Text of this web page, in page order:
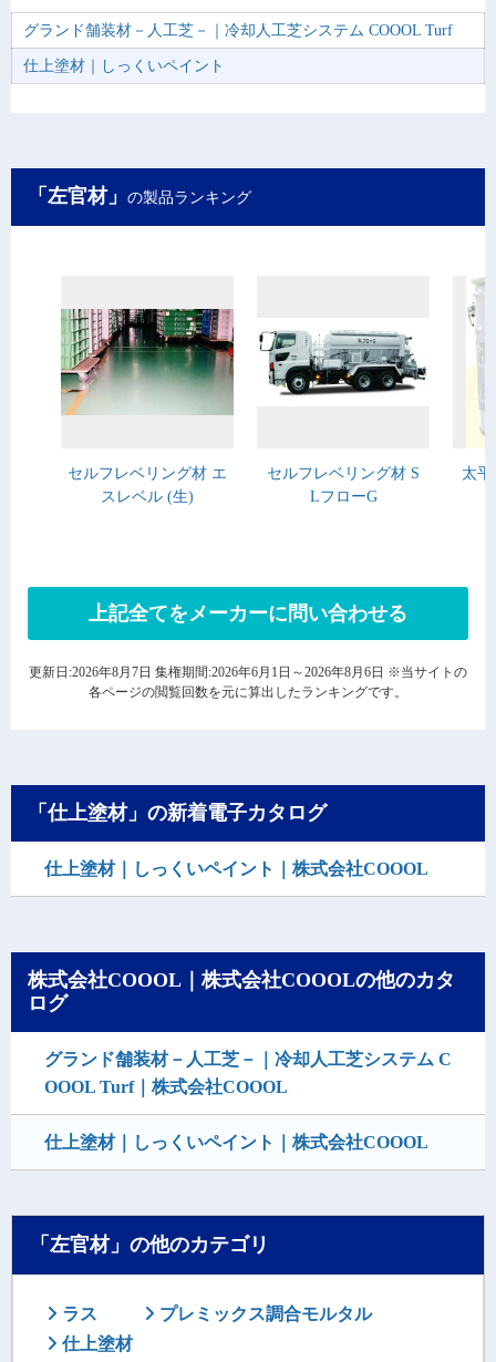
グランド舗装材－人工芝－｜冷却人工芝システム COOOL Turf
仕上塗材｜しっくいペイント
「左官材」 の製品ランキング
セルフレベリング材 エ
スレベル (生)
セルフレベリング材 S
LフローG
太
上記全てをメーカーに問い合わせる
更新日:2026年8月7日 集権期間:2026年6月1日～2026年8月6日 ※当サイトの
各ページの閲覧回数を元に算出したランキングです。
「仕上塗材」の新着電子カタログ
仕上塗材｜しっくいペイント｜株式会社COOOL
株式会社COOOL｜株式会社COOOLの他のカタ
ログ
グランド舗装材－人工芝－｜冷却人工芝システム C
OOOL Turf｜株式会社COOOL
仕上塗材｜しっくいペイント｜株式会社COOOL
「左官材」の他のカテゴリ
ラス
プレミックス調合モルタル
仕上塗材